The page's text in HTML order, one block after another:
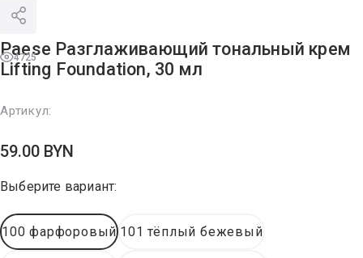
4725
Paese Разглаживающий тональный крем
Lifting Foundation, 30 мл
Артикул:
59.00 BYN
Выберите вариант:
100 фарфоровый 101 тёплый бежевый